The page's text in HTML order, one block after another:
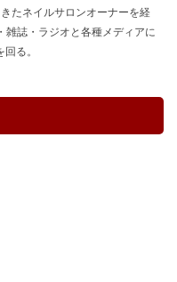
たネイルサロンオーナーを経
雑誌・ラジオと各種メディアに
る。